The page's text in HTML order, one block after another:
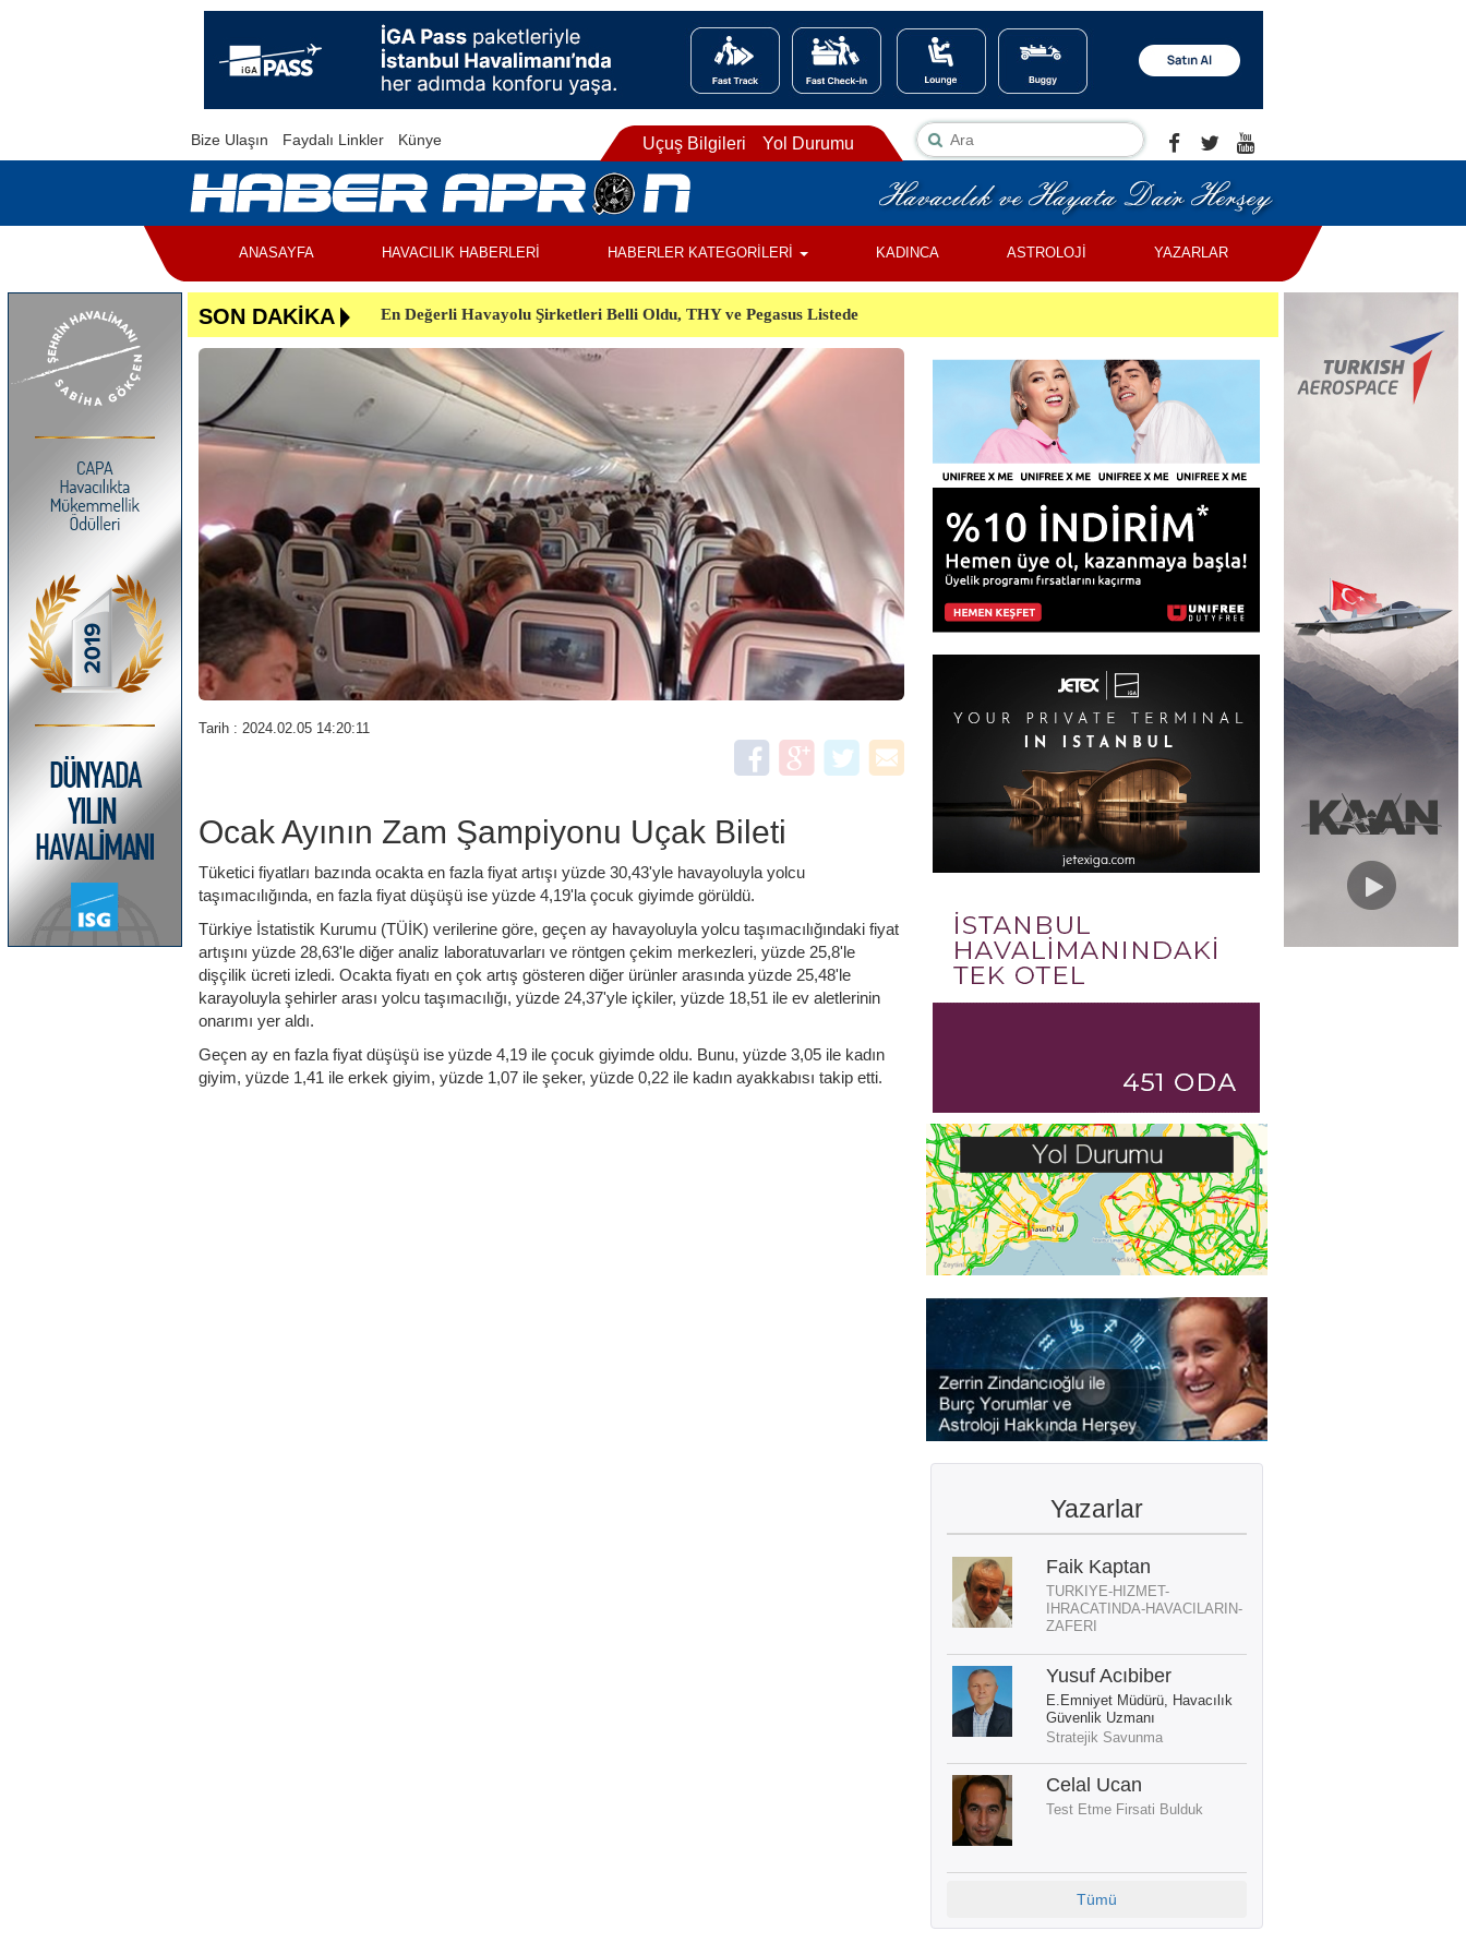
Bize Ulaşın Faydalı Linkler Künye Uçuş Bilgileri Yol Durumu
ANASAYFA HAVACILIK HABERLERİ HABERLER KATEGORİLERİ KADINCA ASTROLOJİ YAZARLAR
SON DAKİKA
En Değerli Havayolu Şirketleri Belli Oldu, THY ve Pegasus Listede
Yunanistan’da Orman Yangınında Görevli 2 Helikopter Havada Çarpıştı
Tarih : 2024.02.05 14:20:11
Ocak Ayının Zam Şampiyonu Uçak Bileti
Tüketici fiyatları bazında ocakta en fazla fiyat artışı yüzde 30,43'yle havayoluyla yolcu
taşımacılığında, en fazla fiyat düşüşü ise yüzde 4,19'la çocuk giyimde görüldü.
Türkiye İstatistik Kurumu (TÜİK) verilerine göre, geçen ay havayoluyla yolcu taşımacılığındaki fiyat
artışını yüzde 28,63'le diğer analiz laboratuvarları ve röntgen çekim merkezleri, yüzde 25,8'le
dişçilik ücreti izledi. Ocakta fiyatı en çok artış gösteren diğer ürünler arasında yüzde 25,48'le
karayoluyla şehirler arası yolcu taşımacılığı, yüzde 24,37'yle içkiler, yüzde 18,51 ile ev aletlerinin
onarımı yer aldı.
Geçen ay en fazla fiyat düşüşü ise yüzde 4,19 ile çocuk giyimde oldu. Bunu, yüzde 3,05 ile kadın
giyim, yüzde 1,41 ile erkek giyim, yüzde 1,07 ile şeker, yüzde 0,22 ile kadın ayakkabısı takip etti.
Yazarlar
Faik Kaptan
TURKIYE-HIZMET-
IHRACATINDA-HAVACILARIN-
ZAFERI
Yusuf Acıbiber
E.Emniyet Müdürü, Havacılık
Güvenlik Uzmanı
Stratejik Savunma
Celal Ucan
Test Etme Firsati Bulduk
Tümü